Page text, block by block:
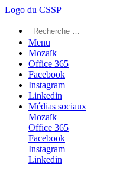
Logo du CSSP
Menu
Mozaïk
Office 365
Facebook
Instagram
Linkedin
Médias sociaux
Mozaïk
Office 365
Facebook
Instagram
Linkedin